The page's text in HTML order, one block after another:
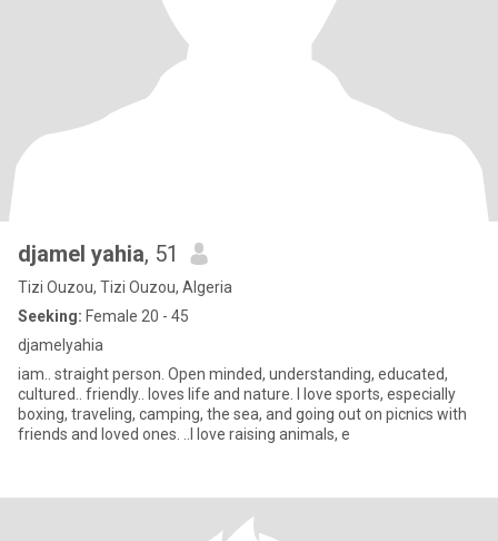
djamel yahia, 51
Tizi Ouzou, Tizi Ouzou, Algeria
Seeking: Female 20 - 45
djamelyahia
iam.. straight person. Open minded, understanding, educated,
cultured.. friendly.. loves life and nature. I love sports, especially
boxing, traveling, camping, the sea, and going out on picnics with
friends and loved ones. ..I love raising animals, e